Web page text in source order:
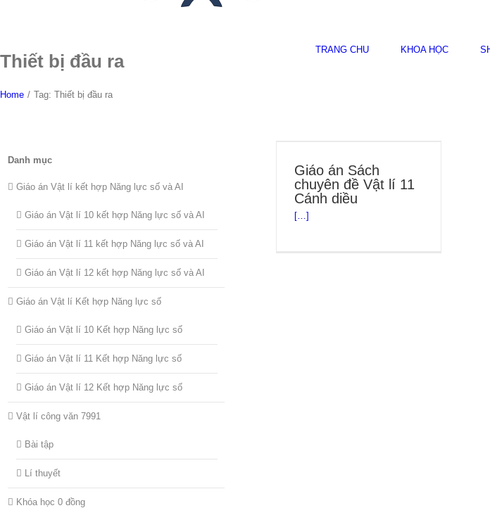
TRANG CHỦ KHÓA HỌC
Thiết bị đầu ra
Home / Tag: Thiết bị đầu ra
Giáo án Sách
chuyên đề Vật lí 11
Cánh diều
[…]
Danh mục
Giáo án Vật lí kết hợp Năng lực số và AI
Giáo án Vật lí 10 kết hợp Năng lực số và AI
Giáo án Vật lí 11 kết hợp Năng lực số và AI
Giáo án Vật lí 12 kết hợp Năng lực số và AI
Giáo án Vật lí Kết hợp Năng lực số
Giáo án Vật lí 10 Kết hợp Năng lực số
Giáo án Vật lí 11 Kết hợp Năng lực số
Giáo án Vật lí 12 Kết hợp Năng lực số
Vật lí công văn 7991
Bài tập
Lí thuyết
Khóa học 0 đồng